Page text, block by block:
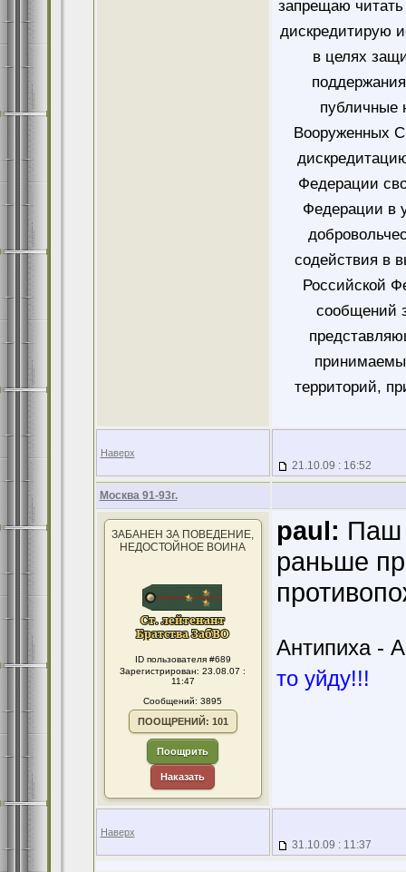
запрещаю читать
дискредитирую
в целях
публичные
Вооруженных
Федерации
Федерации в
содействия в
Российской
сообщений
территорий,
Наверх
21.10.09 : 16:52
Москва 91-93г.
ЗАБАНЕН ЗА ПОВЕДЕНИЕ,
НЕДОСТОЙНОЕ ВОИНА
ID пользователя #689
Зарегистрирован: 23.08.07 :
11:47
Сообщений: 3895
ПООЩРЕНИЙ: 101
Поощрить
Наказать
paul: Паш
раньше
Антипиха -
то уйду!!!
Наверх
31.10.09 : 11:37